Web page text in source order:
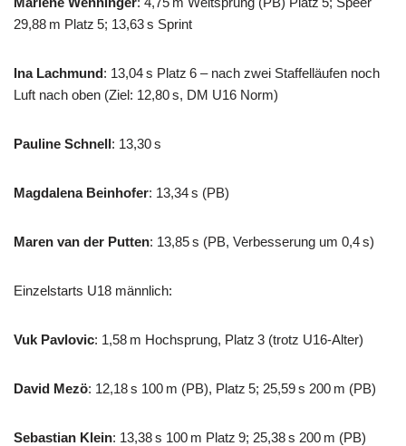
29,88 m Platz 5; 13,63 s Sprint
Ina Lachmund: 13,04 s Platz 6 – nach zwei Staffelläufen noch
Luft nach oben (Ziel: 12,80 s, DM U16 Norm)
Pauline Schnell: 13,30 s
Magdalena Beinhofer: 13,34 s (PB)
Maren van der Putten: 13,85 s (PB, Verbesserung um 0,4 s)
Einzelstarts U18 männlich:
Vuk Pavlovic: 1,58 m Hochsprung, Platz 3 (trotz U16-Alter)
David Mezö: 12,18 s 100 m (PB), Platz 5; 25,59 s 200 m (PB)
Sebastian Klein: 13,38 s 100 m Platz 9; 25,38 s 200 m (PB)